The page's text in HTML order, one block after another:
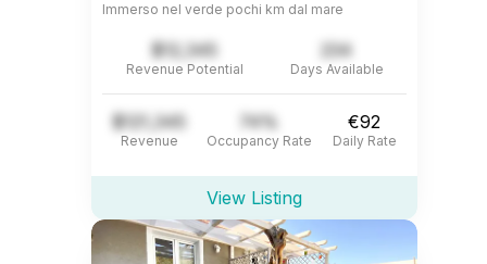
Immerso nel verde pochi km dal mare
$12,345
Revenue Potential
234
Days Available
$121,345
Revenue
74%
Occupancy Rate
€92
Daily Rate
View Listing